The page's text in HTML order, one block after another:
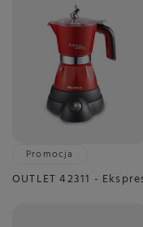
Promocja
OUTLET 42311 -